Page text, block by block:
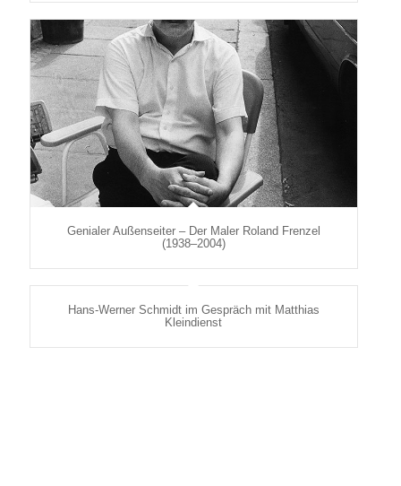
Genialer Außenseiter – Der Maler Roland Frenzel
(1938–2004)
Hans-Werner Schmidt im Gespräch mit Matthias
Kleindienst